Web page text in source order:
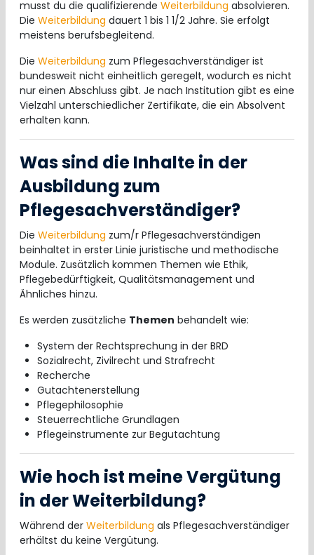
musst du die qualifizierende Weiterbildung absolvieren.
Die Weiterbildung dauert 1 bis 1 1/2 Jahre. Sie erfolgt
meistens berufsbegleitend.
Die Weiterbildung zum Pflegesachverständiger ist
bundesweit nicht einheitlich geregelt, wodurch es nicht
nur einen Abschluss gibt. Je nach Institution gibt es eine
Vielzahl unterschiedlicher Zertifikate, die ein Absolvent
erhalten kann.
Was sind die Inhalte in der
Ausbildung zum
Pflegesachverständiger?
Die Weiterbildung zum/r Pflegesachverständigen
beinhaltet in erster Linie juristische und methodische
Module. Zusätzlich kommen Themen wie Ethik,
Pflegebedürftigkeit, Qualitätsmanagement und
Ähnliches hinzu.
Es werden zusätzliche Themen behandelt wie:
System der Rechtsprechung in der BRD
Sozialrecht, Zivilrecht und Strafrecht
Recherche
Gutachtenerstellung
Pflegephilosophie
Steuerrechtliche Grundlagen
Pflegeinstrumente zur Begutachtung
Wie hoch ist meine Vergütung
in der Weiterbildung?
Während der Weiterbildung als Pflegesachverständiger
erhältst du keine Vergütung.